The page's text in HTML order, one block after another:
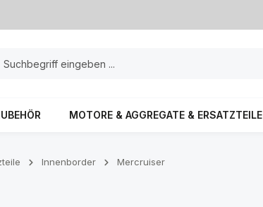
MOTORE & AGGREGATE & ERSATZTEILE
Innenborder Mercruiser